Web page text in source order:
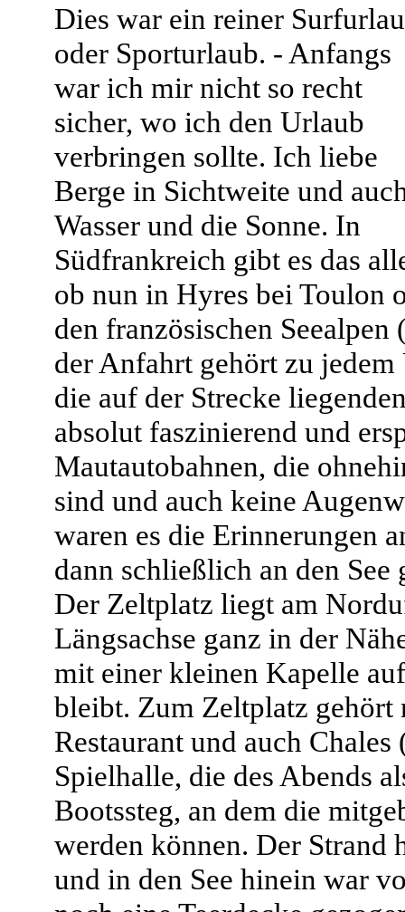
Dies war ein reiner
oder Sporturlaub. - Anfangs
war ich mir nicht so recht
sicher, wo ich den Urlaub
verbringen sollte. Ich liebe
Berge in Sichtweite und
Wasser und die Sonne. In
Südfrankreich gibt es das
ob nun in Hyres bei Toulon
den französischen
der Anfahrt gehört zu
die auf der Strecke
absolut faszinierend und
Mautautobahnen, die
sind und auch keine
waren es die Erinnerungen
dann schließlich an den See
Der Zeltplatz liegt am
Längsachse ganz in der
mit einer kleinen Kapelle
bleibt. Zum Zeltplatz
Restaurant und auch
Spielhalle, die des Abends
Bootssteg, an dem die
werden können. Der Strand
und in den See hinein war